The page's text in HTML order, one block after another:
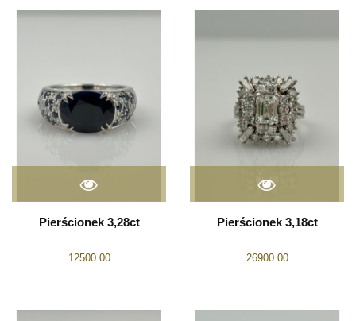
Pierścionek 3,28ct
12500.00
Pierścionek 3,18ct
26900.00